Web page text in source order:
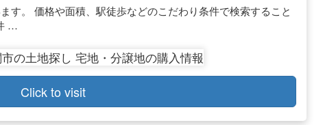
す。 価格や面積、駅徒歩などのこだわり条件で検索すること
…
Click to visit